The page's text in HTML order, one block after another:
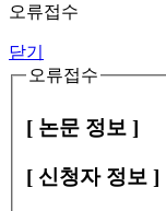
오류접수
닫기
오류접수
[ 논문 정보 ]
[ 신청자 정보 ]